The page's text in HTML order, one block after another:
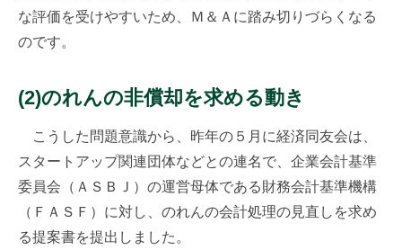
な評価を受けやすいため、Ｍ＆Ａに踏み切りづらくなる
のです。
(2)のれんの非償却を求める動き
こうした問題意識から、昨年の５月に経済同友会は、
スタートアップ関連団体などとの連名で、企業会計基準
委員会（ＡＳＢＪ）の運営母体である財務会計基準機構
（ＦＡＳＦ）に対し、のれんの会計処理の見直しを求め
る提案書を提出しました。